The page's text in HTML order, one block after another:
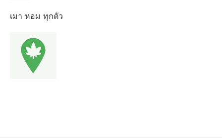
เมา หอม ทุกตัว